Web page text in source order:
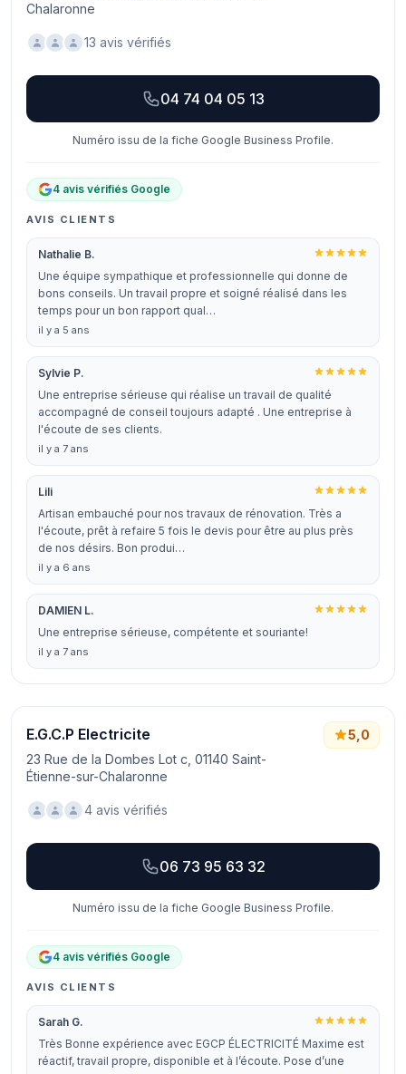
Chalaronne
13 avis vérifiés
04 74 04 05 13
Numéro issu de la fiche Google Business Profile.
4 avis vérifiés Google
AVIS CLIENTS
Nathalie B.
Une équipe sympathique et professionnelle qui donne de
bons conseils. Un travail propre et soigné réalisé dans les
temps pour un bon rapport qual…
il y a 5 ans
Sylvie P.
Une entreprise sérieuse qui réalise un travail de qualité
accompagné de conseil toujours adapté . Une entreprise à
l'écoute de ses clients.
il y a 7 ans
Lili
Artisan embauché pour nos travaux de rénovation. Très a
l'écoute, prêt à refaire 5 fois le devis pour être au plus près
de nos désirs. Bon produi…
il y a 6 ans
DAMIEN L.
Une entreprise sérieuse, compétente et souriante!
il y a 7 ans
E.G.C.P Electricite
23 Rue de la Dombes Lot c, 01140 Saint-
Étienne-sur-Chalaronne
5,0
4 avis vérifiés
06 73 95 63 32
Numéro issu de la fiche Google Business Profile.
4 avis vérifiés Google
AVIS CLIENTS
Sarah G.
Très Bonne expérience avec EGCP ÉLECTRICITÉ Maxime est
réactif, travail propre, disponible et à l’écoute. Pose d’une